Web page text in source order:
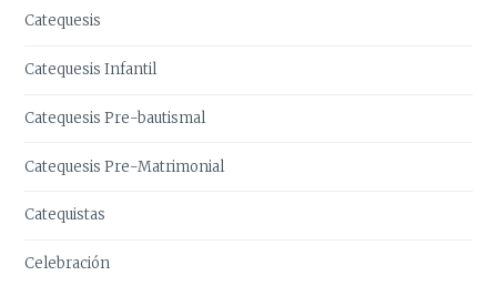
Catequesis
Catequesis Infantil
Catequesis Pre-bautismal
Catequesis Pre-Matrimonial
Catequistas
Celebración